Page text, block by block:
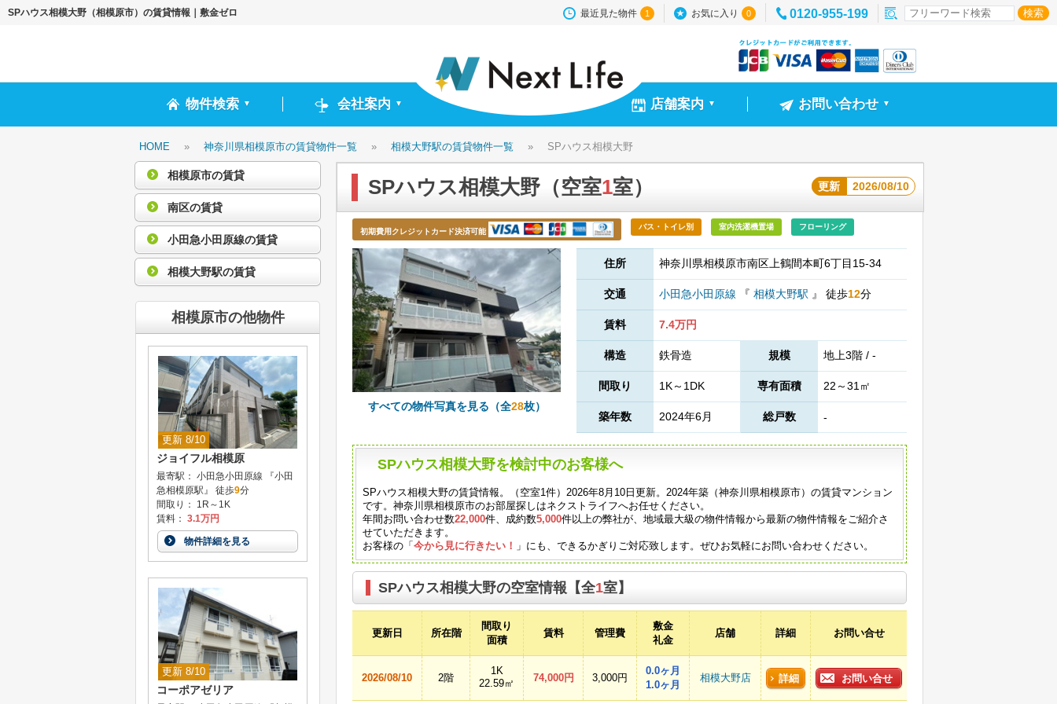
SPハウス相模大野（相模原市）の賃貸情報｜敷金ゼロ 最近見た物件 1 お気に入り 0 0120-955-199
物件検索 ▼ 会社案内 ▼ 店舗案内 ▼ お問い合わせ ▼
HOME » 神奈川県相模原市の賃貸物件一覧 » 相模大野駅の賃貸物件一覧 » SPハウス相模大野
SPハウス相模大野（空室1室） 更新 2026/08/10
初期費用クレジットカード決済可能
バス・トイレ別 室内洗濯機置場 フローリング
すべての物件写真を見る（全28枚）
住所 神奈川県相模原市南区上鶴間本町6丁目15-34
交通 小田急小田原線 『 相模大野駅 』 徒歩12分
賃料 7.4万円
構造 鉄骨造 規模 地上3階 / -
間取り 1K～1DK 専有面積 22～31㎡
築年数 2024年6月 総戸数 -
SPハウス相模大野を検討中のお客様へ
SPハウス相模大野の賃貸情報。（空室1件）2026年8月10日更新。2024年築（神奈川県相模原市）の賃貸マンション
です。神奈川県相模原市のお部屋探しはネクストライフへお任せください。
年間お問い合わせ数22,000件、成約数5,000件以上の弊社が、地域最大級の物件情報から最新の物件情報をご紹介さ
せていただきます。
お客様の「今から見に行きたい！ 」にも、できるかぎりご対応致します。ぜひお気軽にお問い合わせください。
SPハウス相模大野の空室情報【全1室】
更新日 所在階
間取り
面積
賃料 管理費
敷金
礼金
店舗 詳細 お問い合せ
2026/08/10 2階
1K
22.59㎡
74,000円 3,000円
0.0ヶ月
1.0ヶ月
相模大野店 詳細 お問い合せ
相模原市の賃貸
南区の賃貸
小田急小田原線の賃貸
相模大野駅の賃貸
相模原市の他物件
更新 8/10
ジョイフル相模原
最寄駅： 小田急小田原線 『小田
急相模原駅』 徒歩9分
間取り： 1R～1K
賃料： 3.1万円
物件詳細を見る
更新 8/10
コーポアゼリア